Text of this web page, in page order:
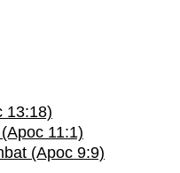
13:18)
11:1)
(Apoc 9:9)